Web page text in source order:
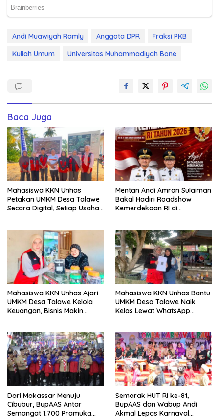
Andi Muawiyah Ramly Anggota DPR
Fraksi PKB
Kuliah Umum
Universitas Muhammadiyah Bone
Baca Juga
Mahasiswa KKN Unhas
Petakan UMKM Desa Talawe
Secara Digital, Setiap Usaha
Mentan Andi Amran Sulaiman
Bakal Hadiri Roadshow
Kemerdekaan RI di
Dibagikan
Mahasiswa KKN Unhas Ajari
UMKM Desa Talawe Kelola
Keuangan, Bisnis Makin
Mahasiswa KKN Unhas Bantu
UMKM Desa Talawe Naik
Kelas Lewat WhatsApp
Dari Makassar Menuju
Cibubur, BupAAS Antar
Semangat 1.700 Pramuka
Semarak HUT RI ke-81,
BupAAS dan Wabup Andi
Akmal Lepas Karnaval